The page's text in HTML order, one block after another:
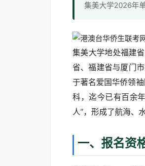
集美大学2026年
集美大学地处福建
省、福建省与厦门
于著名爱国华侨领
科，迄今已有百余
人”，形成了航海、
一、报名资